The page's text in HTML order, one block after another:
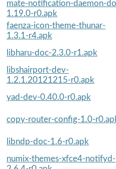
mate-notification-daemon-
1.19.0-r0.apk
faenza-icon-theme-thunar-
1.3.1-r4.apk
libharu-doc-2.3.0-r1.apk
libshairport-dev-
1.2.1.20121215-r0.apk
yad-dev-0.40.0-r0.apk
copy-router-config-1.0-
libndp-doc-1.6-r0.apk
numix-themes-xfce4-notifyd-